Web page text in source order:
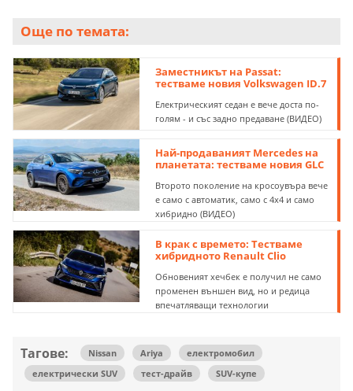
Още по темата:
Заместникът на Passat:
тестваме новия Volkswagen ID.7
Eлектрическият седан е вече доста по-
голям - и със задно предаване (ВИДЕО)
Най-продаваният Mercedes на
планетата: тестваме новия GLC
Второто поколение на кросоувъра вече
е само с автоматик, само с 4х4 и само
хибридно (ВИДЕО)
В крак с времето: Тестваме
хибридното Renault Clio
Обновеният хечбек е получил не само
променен външен вид, но и редица
впечатляващи технологии
Тагове: Nissan Ariya
електромобил
електрически SUV
тест-драйв SUV-купе